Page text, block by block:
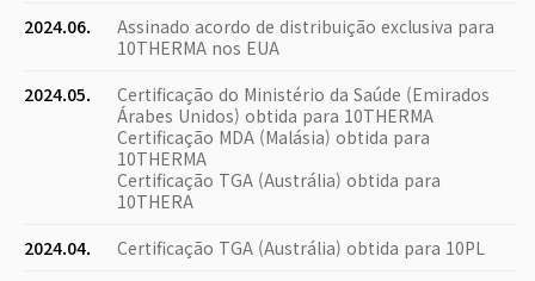
2024.06.
Assinado acordo de distribuição exclusiva para
10THERMA nos EUA
2024.05.
Certificação do Ministério da Saúde (Emirados
Árabes Unidos) obtida para 10THERMA
Certificação MDA (Malásia) obtida para
10THERMA
Certificação TGA (Austrália) obtida para
10THERA
2024.04.
Certificação TGA (Austrália) obtida para 10PL